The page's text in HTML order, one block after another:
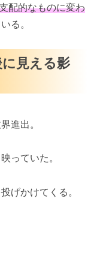
配的なものに変わ
る。
見える影
進出。
っていた。
げかけてくる。